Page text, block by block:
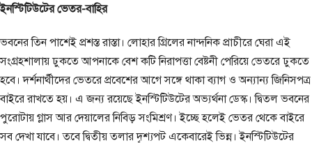
ইনস্টিটিউটের ভেতর-বাহির
ভবনের তিন পাশেই প্রশস্ত রাস্তা। লোহার গ্রিলের নান্দনিক প্রাচীরে ঘেরা এই
সংগ্রহশালায় ঢুকতে আপনাকে বেশ কটি নিরাপত্তা বেষ্টনী পেরিয়ে ভেতরে ঢুকতে
হবে। দর্শনার্থীদের ভেতরে প্রবেশের আগে সঙ্গে থাকা ব্যাগ ও অন্যান্য জিনিসপত্র
বাইরে রাখতে হয়। এ জন্য রয়েছে ইনস্টিটিউটের অভ্যর্থনা ডেস্ক। দ্বিতল ভবনের
পুরোটায় গ্লাস আর দেয়ালের নিবিড় সংমিশ্রণ। ইচ্ছে হলেই ভেতর থেকে বাইরে
সব দেখা যাবে। তবে দ্বিতীয় তলার দৃশ্যপট একেবারেই ভিন্ন। ইনস্টিটিউটের